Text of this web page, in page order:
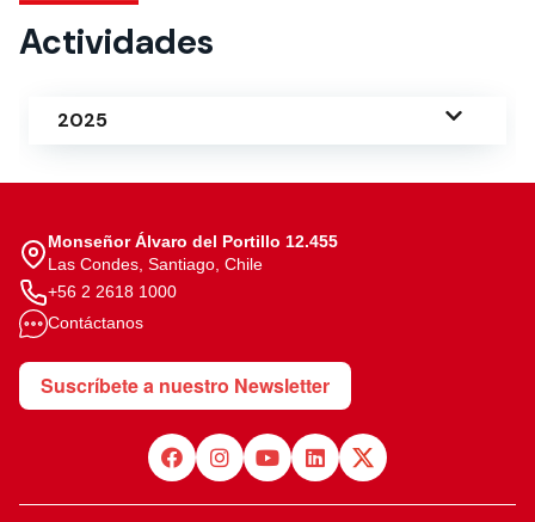
Actividades
2025
Monseñor Álvaro del Portillo 12.455
Las Condes, Santiago, Chile
+56 2 2618 1000
Contáctanos
Suscríbete a nuestro Newsletter